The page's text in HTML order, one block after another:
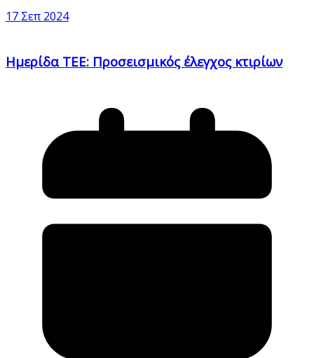
17 Σεπ 2024
Ημερίδα ΤΕΕ: Προσεισμικός έλεγχος κτιρίων